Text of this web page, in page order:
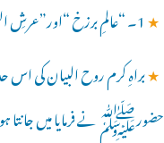
★1۔ “عالمِ برزخ “اور”عرشِ الہی”کسے کہتے ہیں ؟؟
★براہِ کرم روح البیان کی
حضورﷺ نے فرمایا میں جانتا